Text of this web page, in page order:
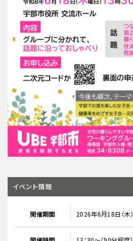
イベント情報
開催期間 2026年6月18日（木）